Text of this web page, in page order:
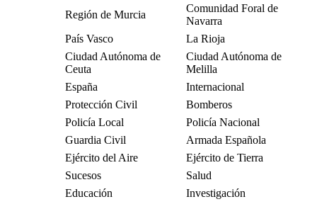
Región de Murcia
Comunidad Foral de
Navarra
País Vasco
La Rioja
Ciudad Autónoma de
Ceuta
Ciudad Autónoma de
Melilla
España
Internacional
Protección Civil
Bomberos
Policía Local
Policía Nacional
Guardia Civil
Armada Española
Ejército del Aire
Ejército de Tierra
Sucesos
Salud
Educación
Investigación